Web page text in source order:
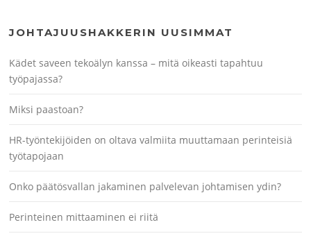
JOHTAJUUSHAKKERIN UUSIMMAT
Kädet saveen tekoälyn kanssa – mitä oikeasti tapahtuu
työpajassa?
Miksi paastoan?
HR-työntekijöiden on oltava valmiita muuttamaan perinteisiä
työtapojaan
Onko päätösvallan jakaminen palvelevan johtamisen ydin?
Perinteinen mittaaminen ei riitä